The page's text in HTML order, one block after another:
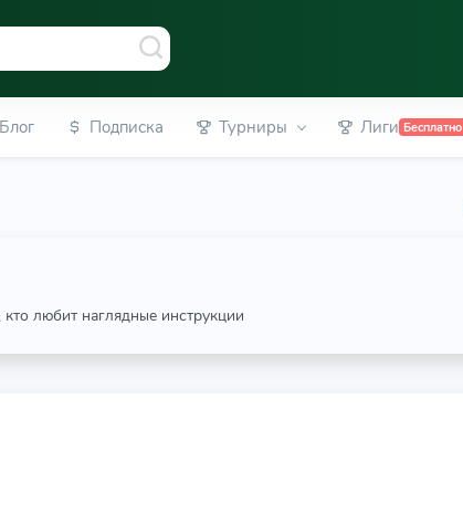
Блог Подписка Турниры Лиги Бесплатно
любит наглядные инструкции